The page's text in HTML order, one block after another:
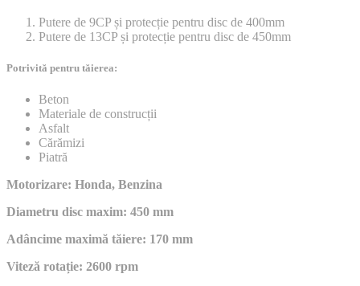
Putere de 9CP și protecție pentru disc de 400mm
Putere de 13CP și protecție pentru disc de 450mm
Potrivită pentru tăierea:
Beton
Materiale de construcții
Asfalt
Cărămizi
Piatră
Motorizare: Honda, Benzina
Diametru disc maxim: 450 mm
Adâncime maximă tăiere: 170 mm
Viteză rotație: 2600 rpm